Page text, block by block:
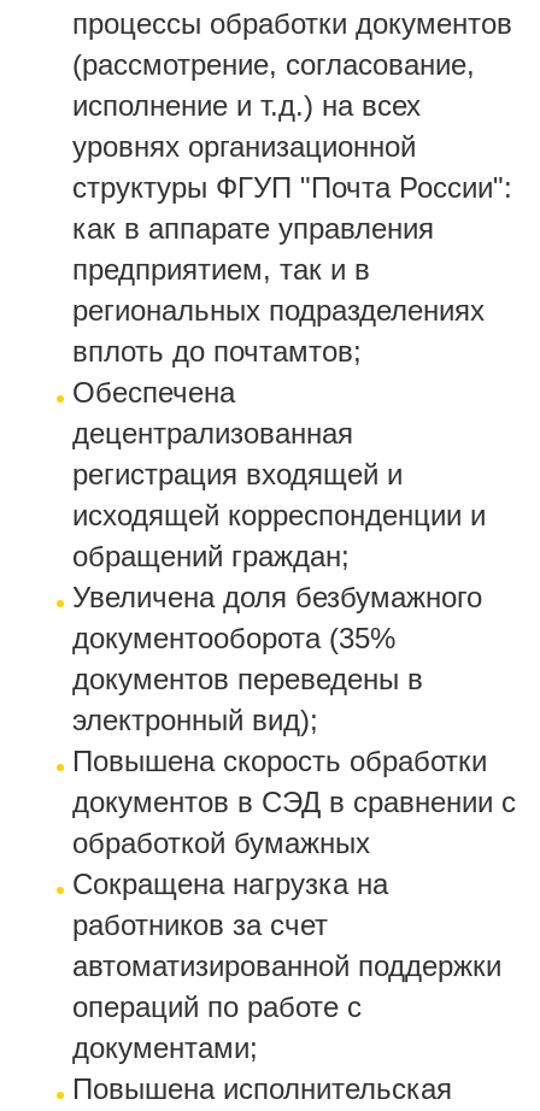
процессы обработки документов
(рассмотрение, согласование,
исполнение и т.д.) на всех
уровнях организационной
структуры ФГУП "Почта России":
как в аппарате управления
предприятием, так и в
региональных подразделениях
вплоть до почтамтов;
Обеспечена
децентрализованная
регистрация входящей и
исходящей корреспонденции и
обращений граждан;
Увеличена доля безбумажного
документооборота (35%
документов переведены в
электронный вид);
Повышена скорость обработки
документов в СЭД в сравнении с
обработкой бумажных
Сокращена нагрузка на
работников за счет
автоматизированной поддержки
операций по работе с
документами;
Повышена исполнительская